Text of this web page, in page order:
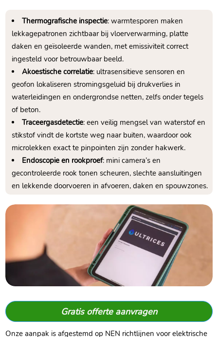
Thermografische inspectie: warmtesporen maken
lekkagepatronen zichtbaar bij vloerverwarming, platte
daken en geïsoleerde wanden, met emissiviteit correct
ingesteld voor betrouwbaar beeld.​
Akoestische correlatie: ultrasensitieve sensoren en
geofon lokaliseren stromingsgeluid bij drukverlies in
waterleidingen en ondergrondse netten, zelfs onder tegels
of beton.​
Traceergasdetectie: een veilig mengsel van waterstof en
stikstof vindt de kortste weg naar buiten, waardoor ook
microlekken exact te pinpointen zijn zonder hakwerk.​
Endoscopie en rookproef: mini camera’s en
gecontroleerde rook tonen scheuren, slechte aansluitingen
en lekkende doorvoeren in afvoeren, daken en spouwzones.​
Gratis offerte aanvragen
Onze aanpak is afgestemd op NEN richtlijnen voor elektrische